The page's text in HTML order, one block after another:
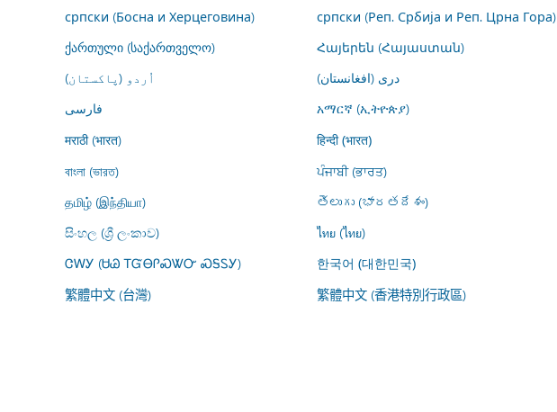
српски (Босна и Херцеговина)
српски (Реп. Србија и Реп. Црна Гора)
ქართული (საქართველო)
Հայերեն (Հայաստան)
اُردو (پاکستان)
درى (افغانستان)
فارسى
አማርኛ (ኢትዮጵያ)
मराठी (भारत)
हिन्दी (भारत)
বাংলা (ভারত)
ਪੰਜਾਬੀ (ਭਾਰਤ)
தமிழ் (இந்தியா)
తెలుగు (భారతదేశం)
සිංහල (ශ්‍රී ලංකාව)
ไทย (ไทย)
ᏣᎳᎩ (ᏌᏊ ᎢᏳᎾᎵᏍᏔᏅ ᏍᎦᏚᎩ)
한국어 (대한민국)
繁體中文 (台灣) 繁體中文 (香港特別行政區)